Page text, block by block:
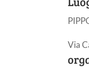
Via